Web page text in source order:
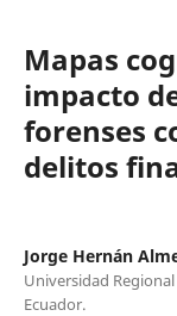
Mapas
impacto
forenses
delitos
Jorge Hernán
Universidad
Ecuador.